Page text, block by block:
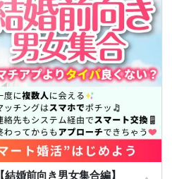
婚前向き男女集合編】